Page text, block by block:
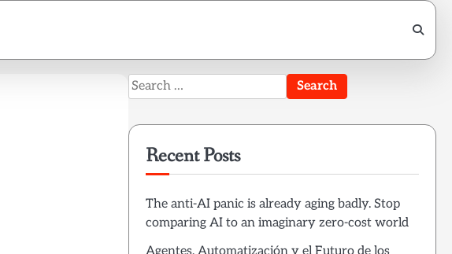
Search
for:
Recent Posts
The anti-AI panic is already aging badly. Stop
comparing AI to an imaginary zero-cost world